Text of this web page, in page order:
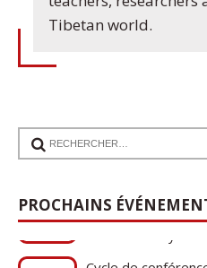
Tibetan world.
PROCHAINS